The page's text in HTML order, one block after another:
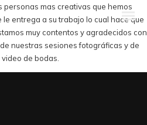
personas mas creativas que hemos
entrega a su trabajo lo cual hace que
muy contentos y agradecidos con
nuestras sesiones fotográficas y de
de bodas.